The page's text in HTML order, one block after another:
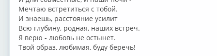
Мечтаю встретиться с тобой.
И знаешь, расстояние усилит
Всю глубину, родная, наших встреч.
Я верю - любовь не остынет.
Твой образ, любимая, буду беречь!